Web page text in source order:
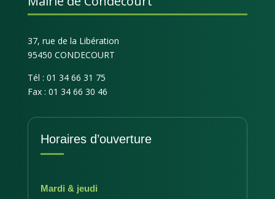
37, rue de la Libération
95450 CONDECOURT
Tél : 01 34 66 31 75
Fax : 01 34 66 30 46
Horaires d’ouverture
Mardi & jeudi